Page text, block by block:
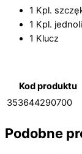
1 Kpl.
1 Kpl.
1 Klucz
Kod produktu
353644290700
Podobne